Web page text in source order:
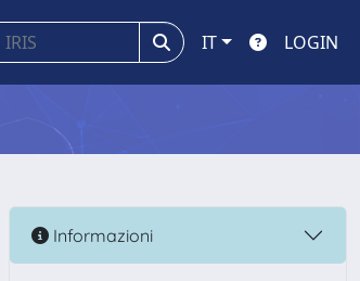
IT LOGIN
Informazioni